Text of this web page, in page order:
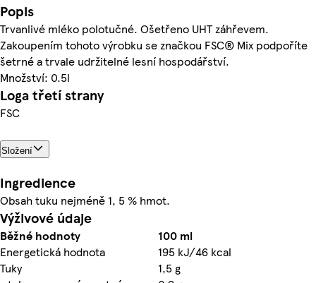
Popis
Trvanlivé mléko polotučné. Ošetřeno UHT záhřevem.
Zakoupením tohoto výrobku se značkou FSC® Mix podpoříte
šetrné a trvale udržitelné lesní hospodářství.
Množství: 0.5l
Loga třetí strany
FSC
Složení
Ingredience
Obsah tuku nejméně 1, 5 % hmot.
Výživové údaje
Běžné hodnoty
100 ml
Energetická hodnota
195 kJ/46 kcal
Tuky
1,5 g